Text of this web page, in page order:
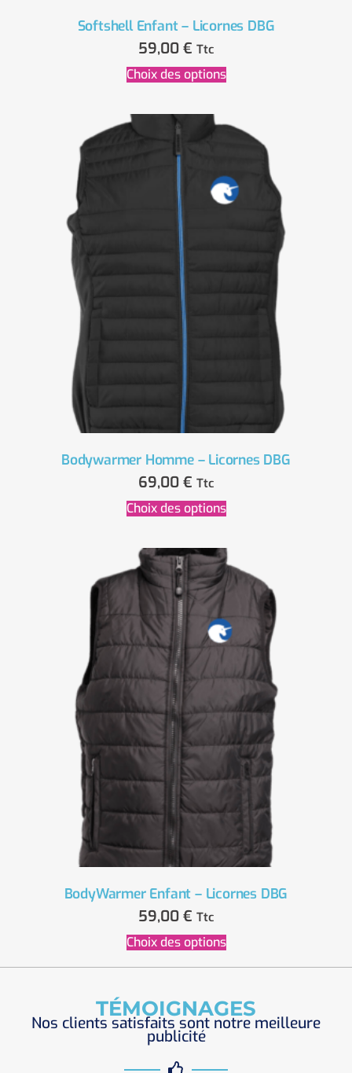
Softshell Enfant – Licornes DBG
59,00 € Ttc
Choix des options
Bodywarmer Homme – Licornes DBG
69,00 € Ttc
Choix des options
BodyWarmer Enfant – Licornes DBG
59,00 € Ttc
Choix des options
TÉMOIGNAGES
Nos clients satisfaits sont notre meilleure
publicité